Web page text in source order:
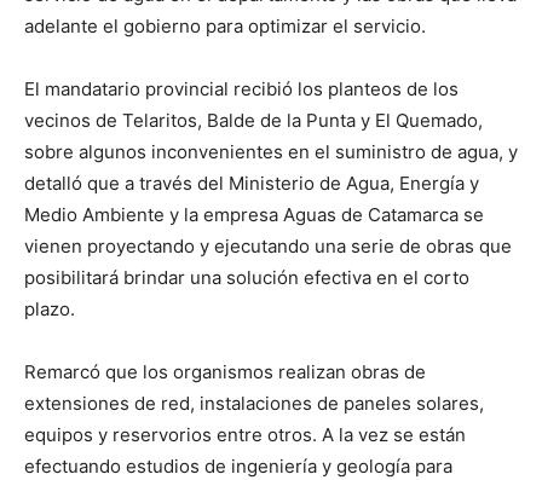
adelante el gobierno para optimizar el servicio.
El mandatario provincial recibió los planteos de los
vecinos de Telaritos, Balde de la Punta y El Quemado,
sobre algunos inconvenientes en el suministro de agua, y
detalló que a través del Ministerio de Agua, Energía y
Medio Ambiente y la empresa Aguas de Catamarca se
vienen proyectando y ejecutando una serie de obras que
posibilitará brindar una solución efectiva en el corto
plazo.
Remarcó que los organismos realizan obras de
extensiones de red, instalaciones de paneles solares,
equipos y reservorios entre otros. A la vez se están
efectuando estudios de ingeniería y geología para